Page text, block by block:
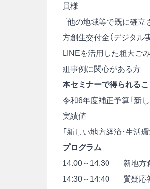
員様
『他の地域等で既に確
方創生交付金（デジタル
LINEを活用した粗大ご
組事例に関心がある方
本セミナーで得られるこ
令和6年度補正予算「新
実績値
「新しい地方経済･生活
プログラム
14:00～14:30 新地方創
14:30～14:40 質疑応